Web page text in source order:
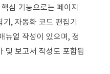
심 기능으로는 페이지
, 자동화 코드 편집기
뉴얼 작성이 있으며, 정
및 보고서 작성도 포함됩